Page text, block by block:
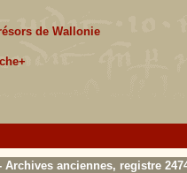
de Wallonie
anciennes, registre